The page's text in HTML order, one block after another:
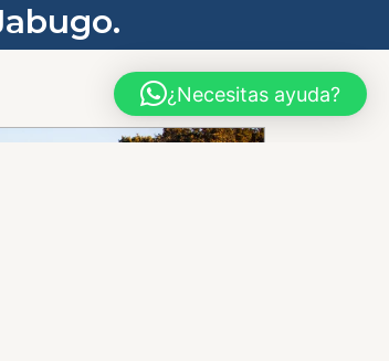
¿Necesitas ayuda?